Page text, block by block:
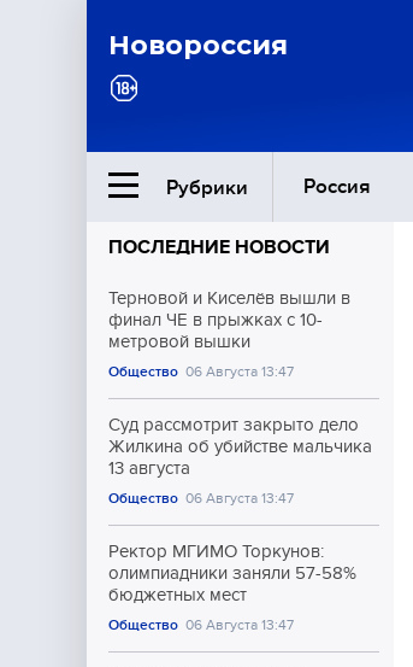
Новороссия
Рубрики Россия
Ближний Восток
Общество
Культура
ПОСЛЕДНИЕ НОВОСТИ
Терновой и Киселёв вышли в
финал ЧЕ в прыжках с 10-
метровой вышки
Общество 06 Августа 13:47
Суд рассмотрит закрыто дело
Жилкина об убийстве мальчика
13 августа
Общество 06 Августа 13:47
Ректор МГИМО Торкунов:
олимпиадники заняли 57-58%
бюджетных мест
Общество 06 Августа 13:47